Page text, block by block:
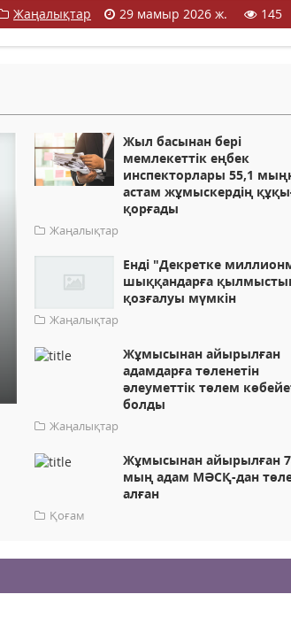
Жаңалықтар
29 мамыр 2026 ж. 145
Жыл басынан бері
мемлекеттік еңбек
инспекторлары 55,1
астам жұмыскердің
қорғады
Жаңалықтар
Енді "Декретке
шыққандарға
қозғалуы мүмкін
Жаңалықтар
Жұмысынан айырылған
адамдарға төленетін
әлеуметтік төлем
болды
Жаңалықтар
Жұмысынан айырылған
мың адам МӘСҚ-дан
алған
Қоғам